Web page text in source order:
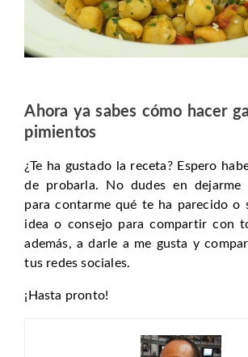
Ahora ya sabes cómo hacer
pimientos
¿Te ha gustado la receta? Espero
de probarla. No dudes en dejarme
para contarme qué te ha parecido o
idea o consejo para compartir con
además, a darle a me gusta y
tus redes sociales.
¡Hasta pronto!